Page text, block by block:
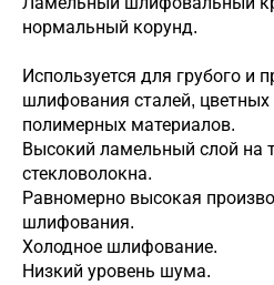
нормальный корунд.
Используется для грубого и
шлифования сталей, цветных
полимерных материалов.
Высокий ламельный слой на
стекловолокна.
Равномерно высокая
шлифования.
Холодное шлифование.
Низкий уровень шума.